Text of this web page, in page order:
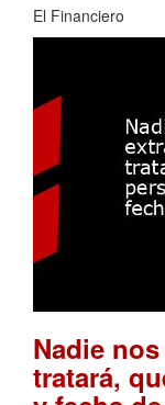
El Financiero
Nadie
tratará,